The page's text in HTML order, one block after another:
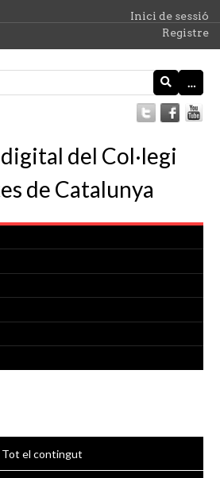
Inici de sessió
Registre
…
Tot el contingut